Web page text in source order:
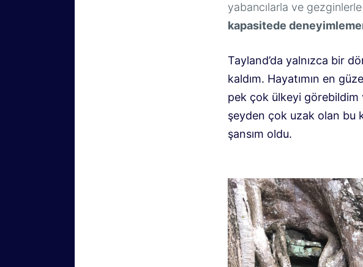
yabancılarla ve gezginlerle
kapasitede
Tayland’da yalnızca bir
kaldım. Hayatımın en
pek çok ülkeyi görebildim
şeyden çok uzak olan bu
şansım oldu.